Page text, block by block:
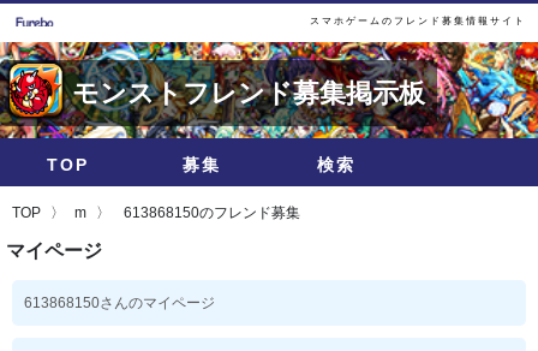
スマホゲームのフレンド募集情報サイト
モンストフレンド募集掲示板
TOP 募集 検索
TOP m 613868150のフレンド募集
マイページ
613868150さんのマイページ